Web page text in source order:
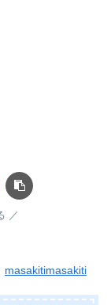
masakitimasakiti